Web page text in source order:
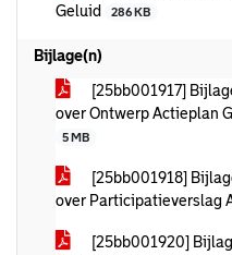
Geluid
286 KB
Bijlage(n)
[25bb001917]
over Ontwerp Actieplan
5 MB
[25bb001918]
over Participatieverslag
[25bb001920]